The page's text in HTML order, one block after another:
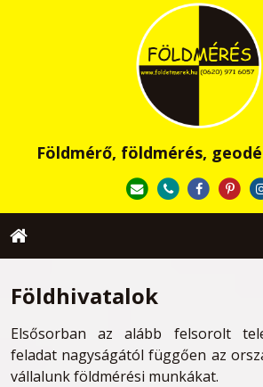
Földmérő, földmérés,
Földhivatalok
Elsősorban az alább felsorolt
feladat nagyságától függően az
vállalunk földmérési munkákat.